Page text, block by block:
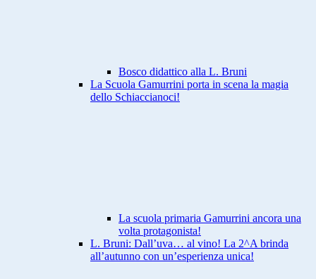
Bosco didattico alla L. Bruni
La Scuola Gamurrini porta in scena la magia
dello Schiaccianoci!
La scuola primaria Gamurrini ancora una
volta protagonista!
L. Bruni: Dall’uva… al vino! La 2^A brinda
all’autunno con un’esperienza unica!